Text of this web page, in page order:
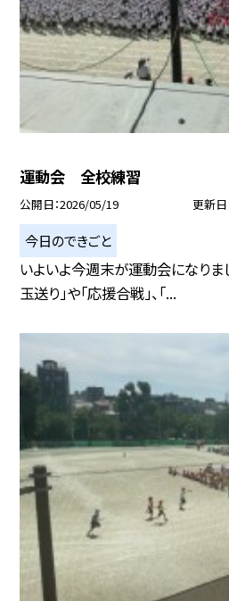
運動会 全校練習
公開日 2026/05/19 更新日
今日のできごと
いよいよ今週末が運動会になりま
玉送り」や「応援合戦」、「...